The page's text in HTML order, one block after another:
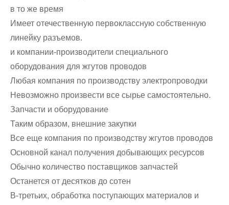
в то же время
Имеет отечественную первоклассную собственную
линейку разъемов.
и компании-производители специального
оборудования для жгутов проводов
Любая компания по производству электропроводки
Невозможно произвести все сырье самостоятельно.
Запчасти и оборудование
Таким образом, внешние закупки
Все еще компания по производству жгутов проводов
Основной канал получения добывающих ресурсов
Обычно количество поставщиков запчастей
Останется от десятков до сотен
В-третьих, обработка поступающих материалов и